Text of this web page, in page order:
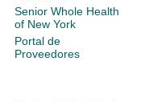
Senior Whole Health
of New York
Portal de
Proveedores